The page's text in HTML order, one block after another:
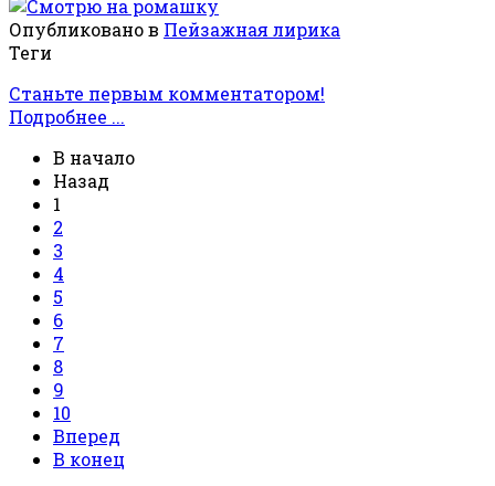
Опубликовано в Пейзажная лирика
Теги
Станьте первым комментатором!
Подробнее ...
В начало
Назад
1
2
3
4
5
6
7
8
9
10
Вперед
В конец